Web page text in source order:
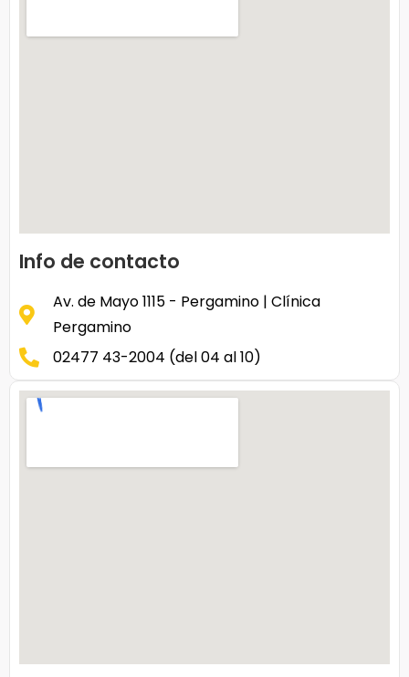
Info de contacto
Av. de Mayo 1115 - Pergamino | Clínica
Pergamino
02477 43-2004 (del 04 al 10)